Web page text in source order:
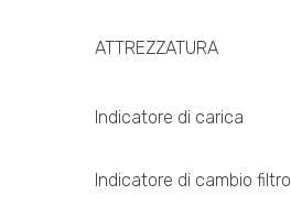
ATTREZZATURA
Indicatore di carica
Indicatore di cambio filtro